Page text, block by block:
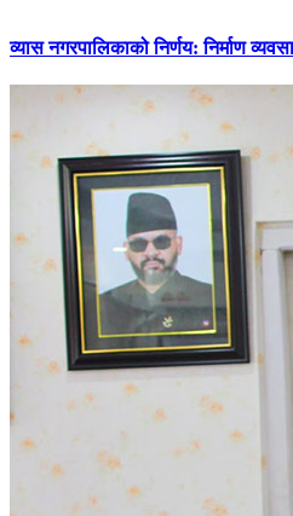
व्यास नगरपालिकाको निर्णय: निर्माण